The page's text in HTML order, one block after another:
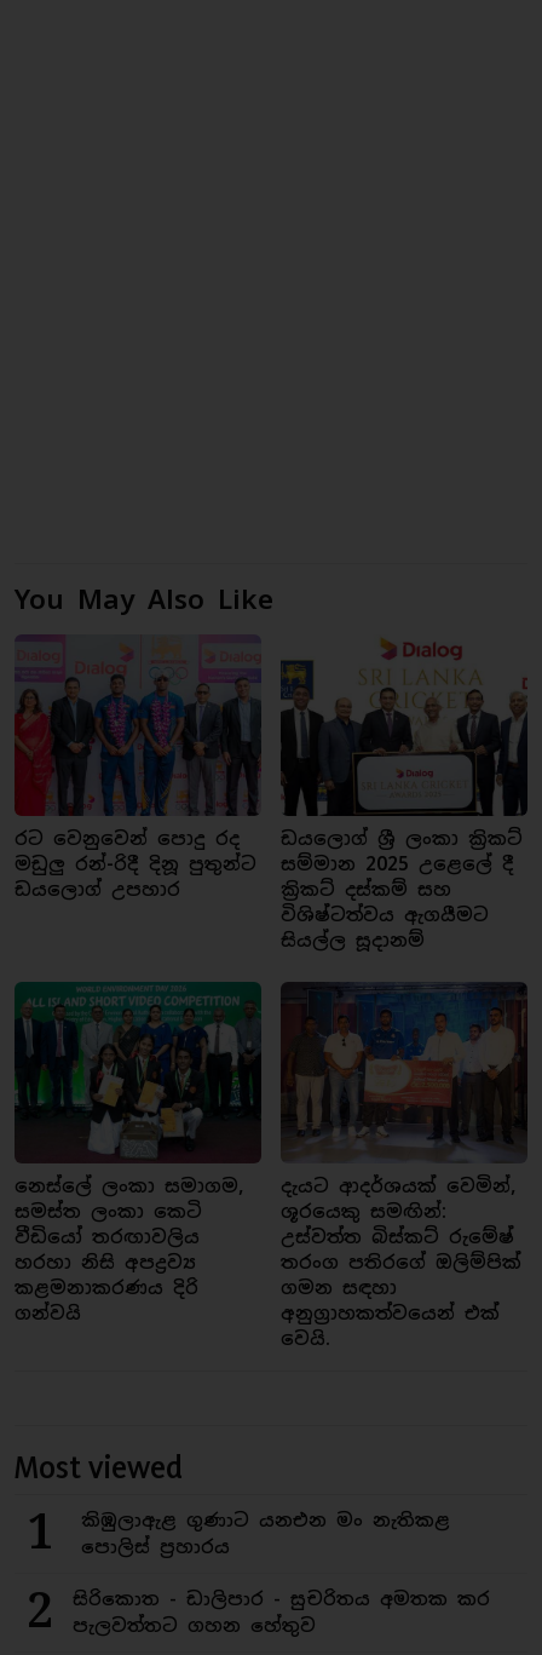
You May Also Like
රට වෙනුවෙන් පොදු රද
මඩුලු රන්-රිදී දිනූ පුතුන්ට
ඩයලොග් උපහාර
ඩයලොග් ශ්‍රී ලංකා ක්‍රිකට්
සම්මාන 2025 උළෙලේ දී
ක්‍රිකට් දස්කම් සහ
විශිෂ්ටත්වය ඇගයීමට
සියල්ල සූදානම්
නෙස්ලේ ලංකා සමාගම,
සමස්ත ලංකා කෙටි
වීඩියෝ තරඟාවලිය
හරහා නිසි අපද්‍රව්‍ය
කළමනාකරණය දිරි
ගන්වයි
දැයට ආදර්ශයක් වෙමින්,
ශූරයෙකු සමඟින්:
උස්වත්ත බිස්කට් රුමේෂ්
තරංග පතිරගේ ඔලිම්පික්
ගමන සඳහා
අනුග්‍රාහකත්වයෙන් එක්
වෙයි.
Most viewed
1
කිඹුලාඇළ ගුණාට යනඑන මං නැතිකළ
පොලිස් ප්‍රහාරය
2
සිරිකොත - ඩාලිපාර - සුචරිතය අමතක කර
පැලවත්තට ගහන හේතුව